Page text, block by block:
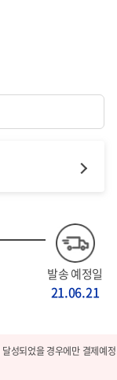
발송 예정일
21.06.21
성되었을 경우에만 결제예정